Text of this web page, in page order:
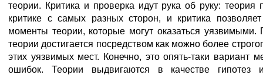
теории. Критика и проверка идут рука об руку: теория
критике с самых разных сторон, и критика
моменты теории, которые могут оказаться уязвимыми.
теории достигается посредством как можно более
этих уязвимых мест. Конечно, это опять-таки вариант
ошибок. Теории выдвигаются в качестве гипотез